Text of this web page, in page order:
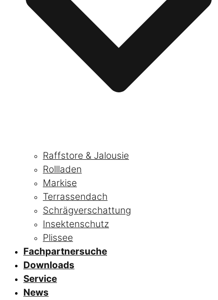
Raffstore & Jalousie
Rollladen
Markise
Terrassendach
Schrägverschattung
Insektenschutz
Plissee
Fachpartnersuche
Downloads
Service
News